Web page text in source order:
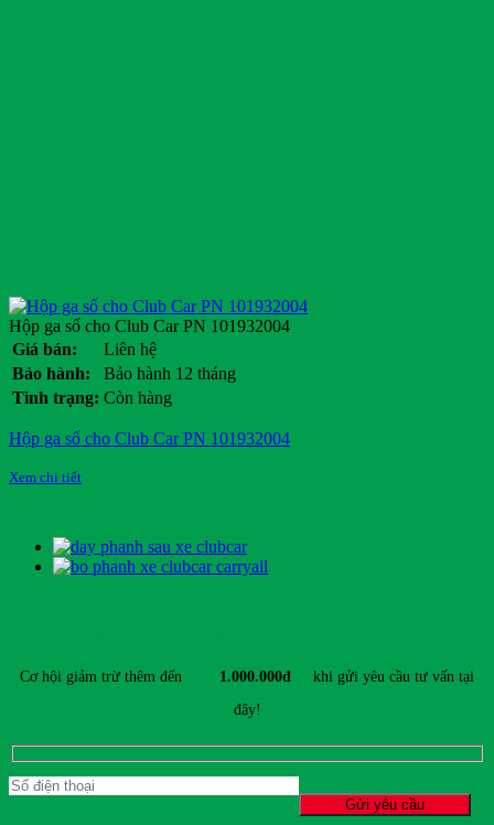
Hộp ga số cho Club Car PN 101932004
Giá bán:
Liên hệ
Bảo hành:
Bảo hành 12 tháng
Tình trạng: Còn hàng
Hộp ga số cho Club Car PN 101932004
Xem chi tiết
Cơ hội giảm trừ thêm đến 1.000.000đ
khi gửi yêu cầu tư vấn tại
đây!